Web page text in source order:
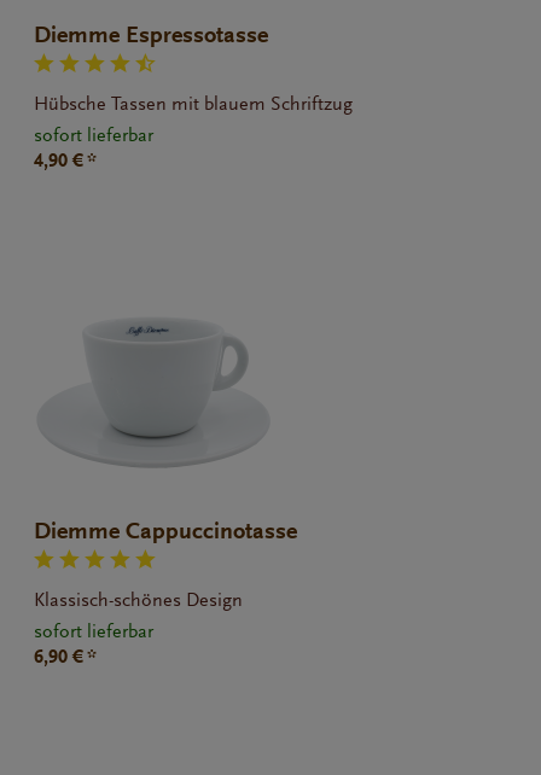
Diemme Espressotasse
Hübsche Tassen mit blauem Schriftzug
sofort lieferbar
4,90 € *
Diemme Cappuccinotasse
Klassisch-schönes Design
sofort lieferbar
6,90 € *